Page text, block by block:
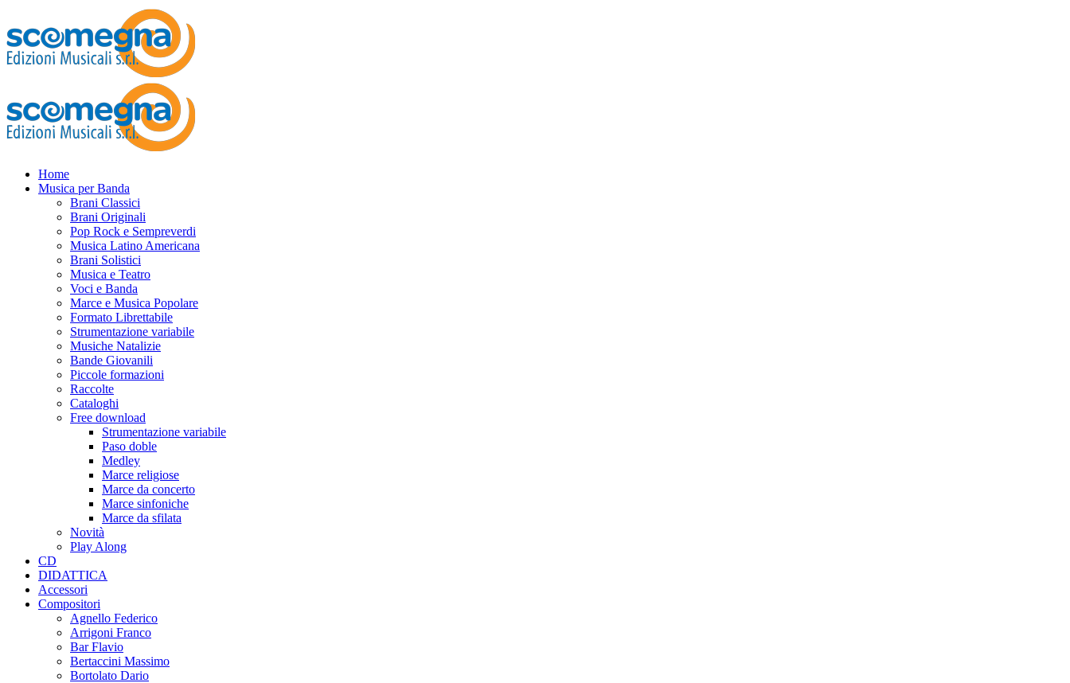
Home
Musica per Banda
Brani Classici
Brani Originali
Pop Rock e Sempreverdi
Musica Latino Americana
Brani Solistici
Musica e Teatro
Voci e Banda
Marce e Musica Popolare
Formato Librettabile
Strumentazione variabile
Musiche Natalizie
Bande Giovanili
Piccole formazioni
Raccolte
Cataloghi
Free download
Strumentazione variabile
Paso doble
Medley
Marce religiose
Marce da concerto
Marce sinfoniche
Marce da sfilata
Novità
Play Along
CD
DIDATTICA
Accessori
Compositori
Agnello Federico
Arrigoni Franco
Bar Flavio
Bertaccini Massimo
Bortolato Dario